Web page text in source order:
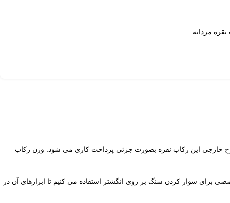
مردانه
می شود. تمامی قسمت های داخلی و سطوح خارجی این رکاب نقره بصورت جزئی پرداخت کاری می شود. وزن رکاب
برای سوار کردن سنگ بر روی انگشتر استفاده می کنیم تا ابزارهای آن در